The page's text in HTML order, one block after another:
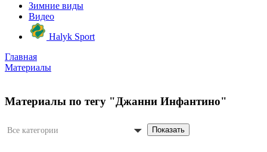
Зимние виды
Видео
Halyk Sport
Главная
Материалы
Материалы по тегу "Джанни Инфантино"
Все категории Показать